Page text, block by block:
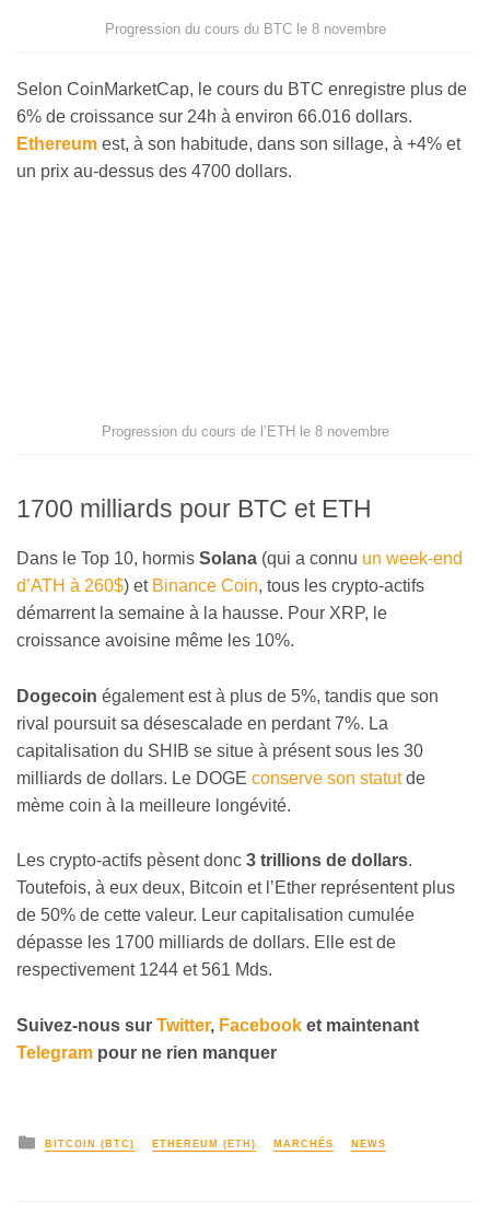
Progression du cours du BTC le 8 novembre
Selon CoinMarketCap, le cours du BTC enregistre plus de
6% de croissance sur 24h à environ 66.016 dollars.
Ethereum est, à son habitude, dans son sillage, à +4% et
un prix au-dessus des 4700 dollars.
Progression du cours de l’ETH le 8 novembre
1700 milliards pour BTC et ETH
Dans le Top 10, hormis Solana (qui a connu un week-end
d’ATH à 260$) et Binance Coin, tous les crypto-actifs
démarrent la semaine à la hausse. Pour XRP, le
croissance avoisine même les 10%.
Dogecoin également est à plus de 5%, tandis que son
rival poursuit sa désescalade en perdant 7%. La
capitalisation du SHIB se situe à présent sous les 30
milliards de dollars. Le DOGE conserve son statutde
mème coin à la meilleure longévité.
Les crypto-actifs pèsent donc 3 trillions de dollars.
Toutefois, à eux deux, Bitcoin et l’Ether représentent plus
de 50% de cette valeur. Leur capitalisation cumulée
dépasse les 1700 milliards de dollars. Elle est de
respectivement 1244 et 561 Mds.
Suivez-nous sur Twitter, Facebook et maintenant
Telegram pour ne rien manquer
BITCOIN (BTC) ETHEREUM (ETH) MARCHÉS NEWS